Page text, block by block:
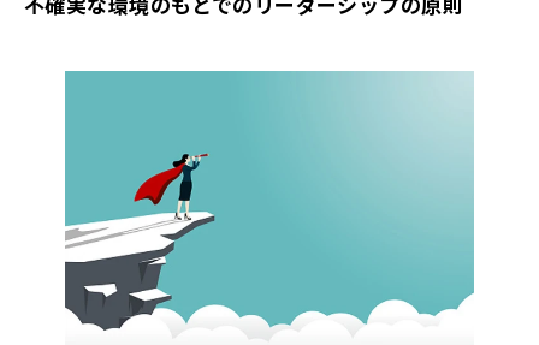
不確実な環境のもとでのリーダーシップの原則